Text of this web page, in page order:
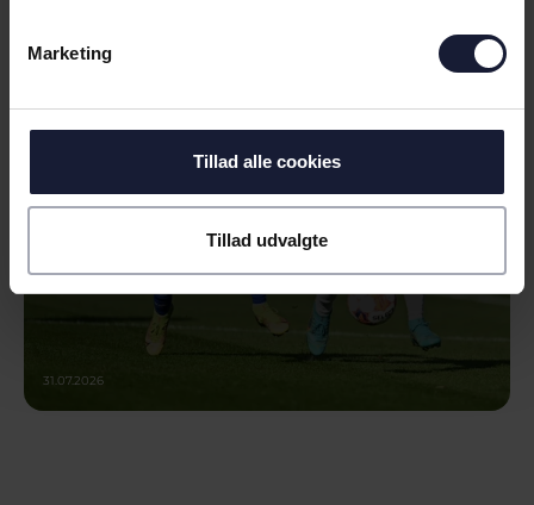
Marketing
Tillad alle cookies
Tillad udvalgte
31.07.2026